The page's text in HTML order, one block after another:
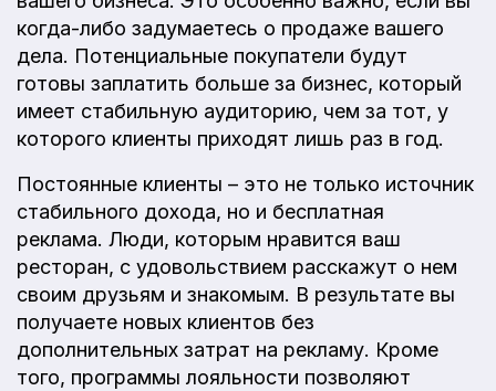
когда-либо задумаетесь о продаже вашего
дела. Потенциальные покупатели будут
готовы заплатить больше за бизнес, который
имеет стабильную аудиторию, чем за тот, у
которого клиенты приходят лишь раз в год.
Постоянные клиенты – это не только источник
стабильного дохода, но и бесплатная
реклама. Люди, которым нравится ваш
ресторан, с удовольствием расскажут о нем
своим друзьям и знакомым. В результате вы
получаете новых клиентов без
дополнительных затрат на рекламу. Кроме
того, программы лояльности позволяют